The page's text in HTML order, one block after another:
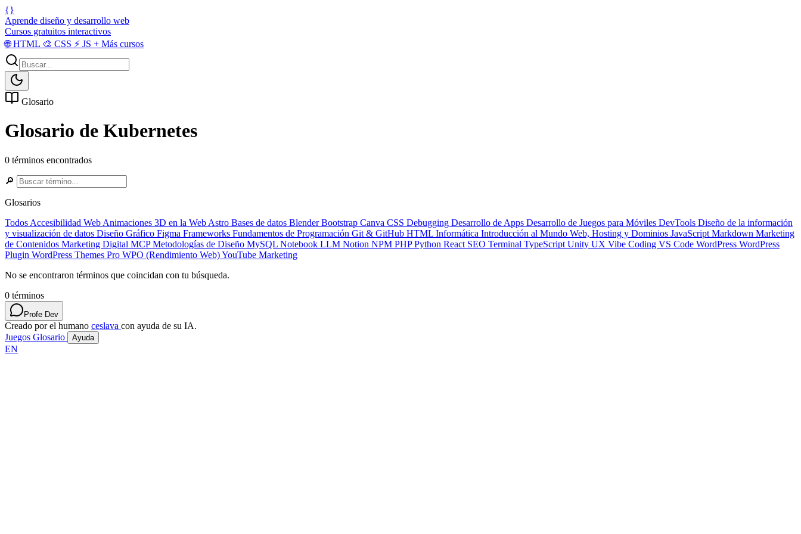
{}
Aprende diseño y desarrollo web
Cursos gratuitos interactivos
🌐HTML 🎨 CSS ⚡ JS + Más cursos
Glosario
Glosario de Kubernetes
0 términos encontrados
🔎
Glosarios
Todos Accesibilidad Web Animaciones 3D en la Web Astro Bases de datos BlenderBootstrap Canva CSS Debugging Desarrollo de Apps Desarrollo de Juegos para Móviles DevTools Diseño de la información
y visualización de datos Diseño Gráfico Figma Frameworks Fundamentos de Programación Git & GitHub HTML Informática Introducción al Mundo Web, Hosting y Dominios JavaScript Markdown Marketing
de Contenidos Marketing Digital MCPMetodologías de Diseño MySQL Notebook LLM Notion NPM PHPPython React SEO Terminal TypeScript Unity UX Vibe Coding VS Code WordPress WordPress
Plugin WordPress Themes Pro WPO (Rendimiento Web)YouTube Marketing
No se encontraron términos que coincidan con tu búsqueda.
0 términos
Profe Dev
Creado por el humano ceslava con ayuda de su IA.
Juegos Glosario Ayuda
EN